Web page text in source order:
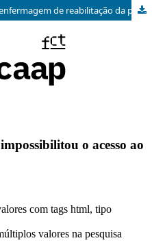
Satisfação com os cuidados de enfermagem de reabilitação da pessoa submetida a transplante cardíaco